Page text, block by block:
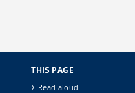
THIS PAGE
Read aloud